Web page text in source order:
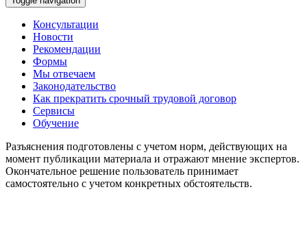
Консультации
Новости
Рекомендации
Формы
Мы отвечаем
Законодательство
Как прекратить срочный трудовой договор
Сервисы
Обучение
Разъяснения подготовлены с учетом норм, действующих на
момент публикации материала и отражают мнение экспертов.
Окончательное решение пользователь принимает
самостоятельно с учетом конкретных обстоятельств.